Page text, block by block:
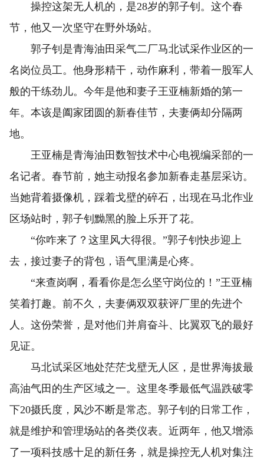
操控这架无人机的，是28岁的郭子钊。这个春
节，他又一次坚守在野外场站。
郭子钊是青海油田采气二厂马北试采作业区的一
名岗位员工。他身形精干，动作麻利，带着一股军人
般的干练劲儿。今年是他和妻子王亚楠新婚的第一
年。本该是阖家团圆的新春佳节，夫妻俩却分隔两
地。
王亚楠是青海油田数智技术中心电视编采部的一
名记者。春节前，她主动报名参加新春走基层采访。
当她背着摄像机，踩着戈壁的碎石，出现在马北作业
区场站时，郭子钊黝黑的脸上乐开了花。
“你咋来了？这里风大得很。”郭子钊快步迎上
去，接过妻子的背包，语气里满是心疼。
“来查岗啊，看看你是怎么坚守岗位的！”王亚楠
笑着打趣。前不久，夫妻俩双双获评厂里的先进个
人。这份荣誉，是对他们并肩奋斗、比翼双飞的最好
见证。
马北试采区地处茫茫戈壁无人区，是世界海拔最
高油气田的生产区域之一。这里冬季最低气温跌破零
下20摄氏度，风沙不断是常态。郭子钊的日常工作，
就是维护和管理场站的各类仪表。近两年，他又增添
了一项科技感十足的新任务，就是操控无人机对集注